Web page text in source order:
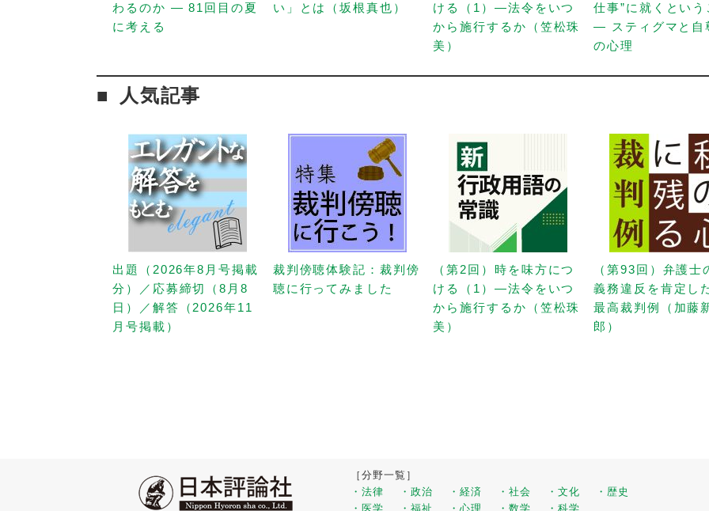
わるのか — 81回目の夏
に考える
い」とは（坂根真也）
ける（1）—法令をいつ
から施行するか（笠松珠
美）
仕事”に就くという
— スティグマと自
の心理
人気記事
出題（2026年8月号掲載
分）／応募締切（8月8
日）／解答（2026年11
月号掲載）
裁判傍聴体験記：裁判傍
聴に行ってみました
（第2回）時を味方につ
ける（1）—法令をいつ
から施行するか（笠松珠
美）
（第93回）弁護士
義務違反を肯定し
最高裁判例（加藤
郎）
［分野一覧］
・法律
・政治 ・経済 ・社会 ・文化
・歴史
・医学
・福祉 ・心理 ・数学 ・科学